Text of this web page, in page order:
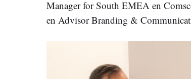
Manager for South EMEA en
en Advisor Branding &